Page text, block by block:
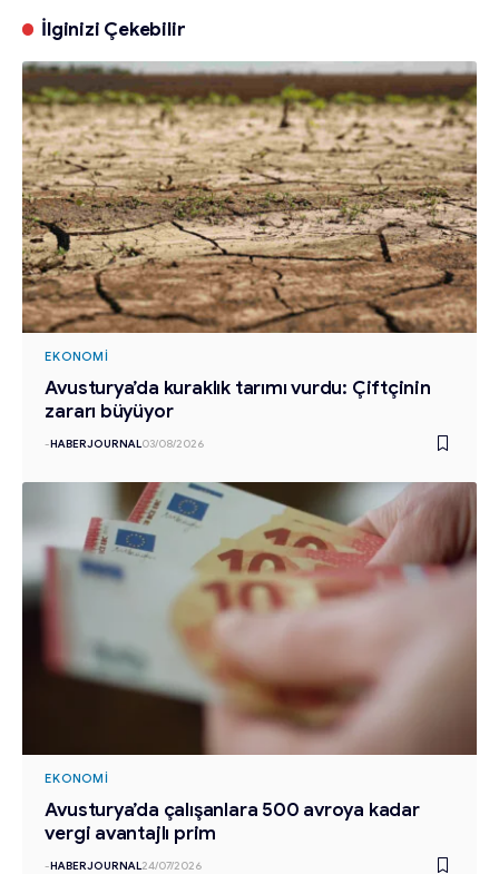
İlginizi Çekebilir
EKONOMI
Avusturya’da kuraklık tarımı vurdu: Çiftçinin
zararı büyüyor
-HABERJOURNAL03/08/2026
EKONOMI
Avusturya’da çalışanlara 500 avroya kadar
vergi avantajlı prim
-HABERJOURNAL24/07/2026